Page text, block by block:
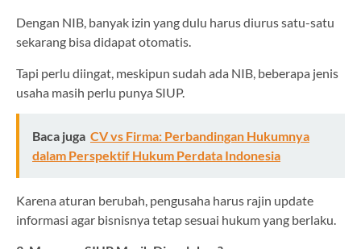
Dengan NIB, banyak izin yang dulu harus diurus satu-satu
sekarang bisa didapat otomatis.
Tapi perlu diingat, meskipun sudah ada NIB, beberapa jenis
usaha masih perlu punya SIUP.
Baca juga CV vs Firma: Perbandingan Hukumnya
dalam Perspektif Hukum Perdata Indonesia
Karena aturan berubah, pengusaha harus rajin update
informasi agar bisnisnya tetap sesuai hukum yang berlaku.